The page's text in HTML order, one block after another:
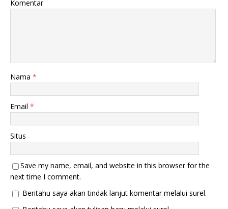
Komentar
Nama *
Email *
Situs
Save my name, email, and website in this browser for the
next time I comment.
Beritahu saya akan tindak lanjut komentar melalui surel.